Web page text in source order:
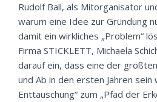
Rudolf Ball, als Mitorganisator
warum eine Idee zur Gründung
damit ein wirkliches „Problem“
Firma STICKLETT, Michaela
darauf ein, dass eine der
und Ab in den ersten Jahren
Enttäuschung“ zum „Pfad der